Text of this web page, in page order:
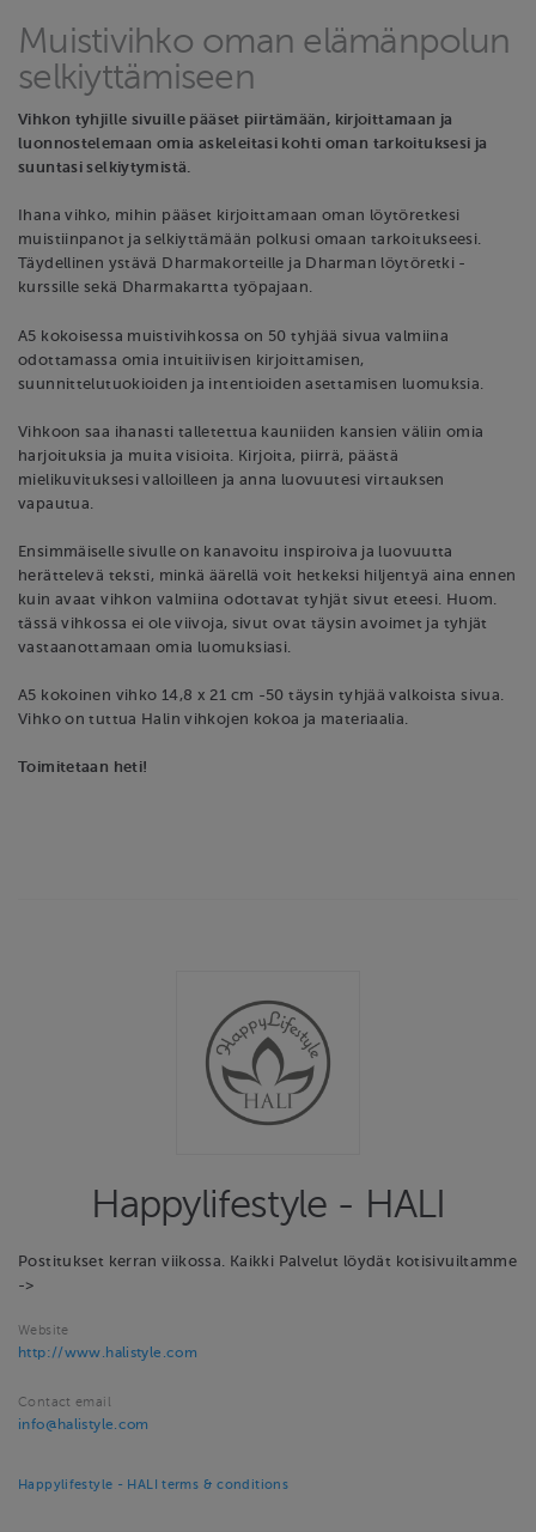
Muistivihko oman elämänpolun
selkiyttämiseen
Vihkon tyhjille sivuille pääset piirtämään, kirjoittamaan ja
luonnostelemaan omia askeleitasi kohti oman tarkoituksesi ja
suuntasi selkiytymistä.
Ihana vihko, mihin pääset kirjoittamaan oman löytöretkesi
muistiinpanot ja selkiyttämään polkusi omaan tarkoitukseesi.
Täydellinen ystävä Dharmakorteille ja Dharman löytöretki -
kurssille sekä Dharmakartta työpajaan.
A5 kokoisessa muistivihkossa on 50 tyhjää sivua valmiina
odottamassa omia intuitiivisen kirjoittamisen,
suunnittelutuokioiden ja intentioiden asettamisen luomuksia.
Vihkoon saa ihanasti talletettua kauniiden kansien väliin omia
harjoituksia ja muita visioita. Kirjoita, piirrä, päästä
mielikuvituksesi valloilleen ja anna luovuutesi virtauksen
vapautua.
Ensimmäiselle sivulle on kanavoitu inspiroiva ja luovuutta
herättelevä teksti, minkä äärellä voit hetkeksi hiljentyä aina ennen
kuin avaat vihkon valmiina odottavat tyhjät sivut eteesi. Huom.
tässä vihkossa ei ole viivoja, sivut ovat täysin avoimet ja tyhjät
vastaanottamaan omia luomuksiasi.
A5 kokoinen vihko 14,8 x 21 cm -50 täysin tyhjää valkoista sivua.
Vihko on tuttua Halin vihkojen kokoa ja materiaalia.
Toimitetaan heti!
Happylifestyle - HALI
Postitukset kerran viikossa. Kaikki Palvelut löydät kotisivuiltamme
->
Website
http://www.halistyle.com
Contact email
info@halistyle.com
Happylifestyle - HALI terms & conditions